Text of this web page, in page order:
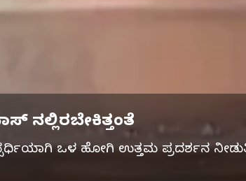
ನಲ್ಲಿರಬೇಕಿತ್ತಂತೆ
ಒಳ ಹೋಗಿ ಉತ್ತಮ ಪ್ರದರ್ಶನ